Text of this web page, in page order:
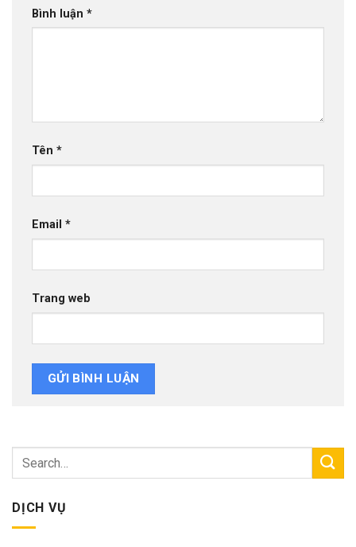
Bình luận *
Tên *
Email *
Trang web
DỊCH VỤ